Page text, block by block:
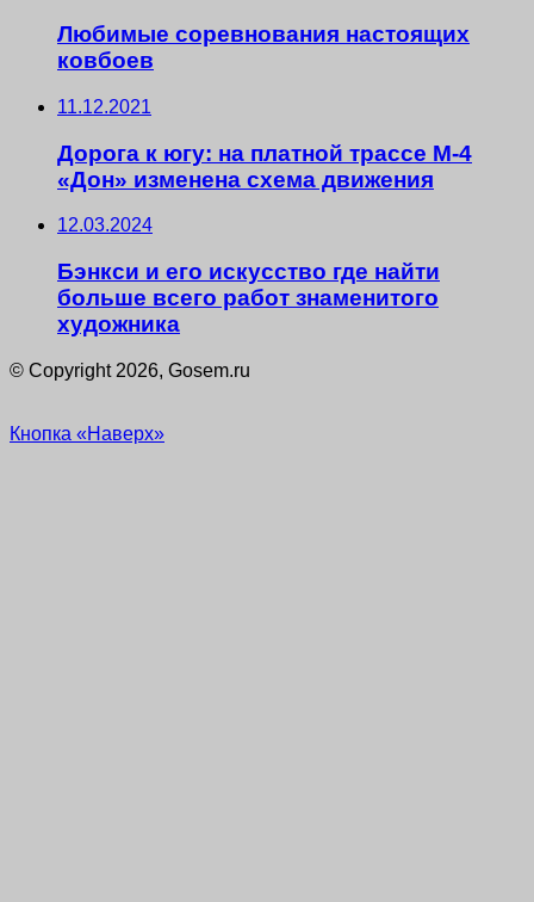
Любимые соревнования настоящих
ковбоев
11.12.2021
Дорога к югу: на платной трассе М-4
«Дон» изменена схема движения
12.03.2024
Бэнкси и его искусство где найти
больше всего работ знаменитого
художника
© Copyright 2026, Gosem.ru
Кнопка «Наверх»